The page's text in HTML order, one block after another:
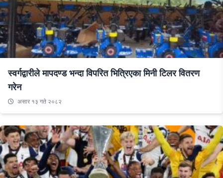
स्वर्गद्वारीले मापदण्ड भन्दा विपरित भित्रिएका मिनी टिलर वितरण
गरेन
असार १३ गते २०८२